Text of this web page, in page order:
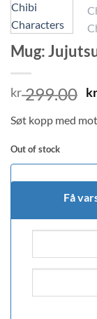
Mug:
kr299.00 kr
Søt kopp med
Out of stock
Få